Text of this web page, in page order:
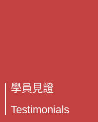
學員見證
Testimonials